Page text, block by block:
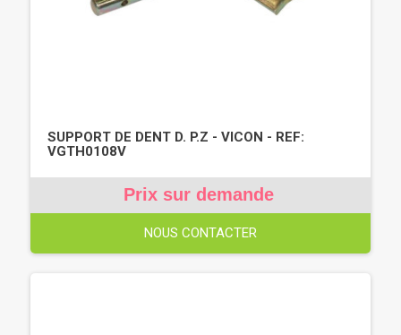
SUPPORT DE DENT D. P.Z - VICON - REF:
VGTH0108V
Prix sur demande
NOUS CONTACTER